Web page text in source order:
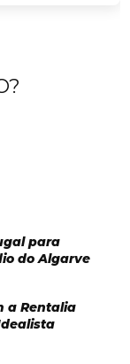
para
do Algarve
a Rentalia